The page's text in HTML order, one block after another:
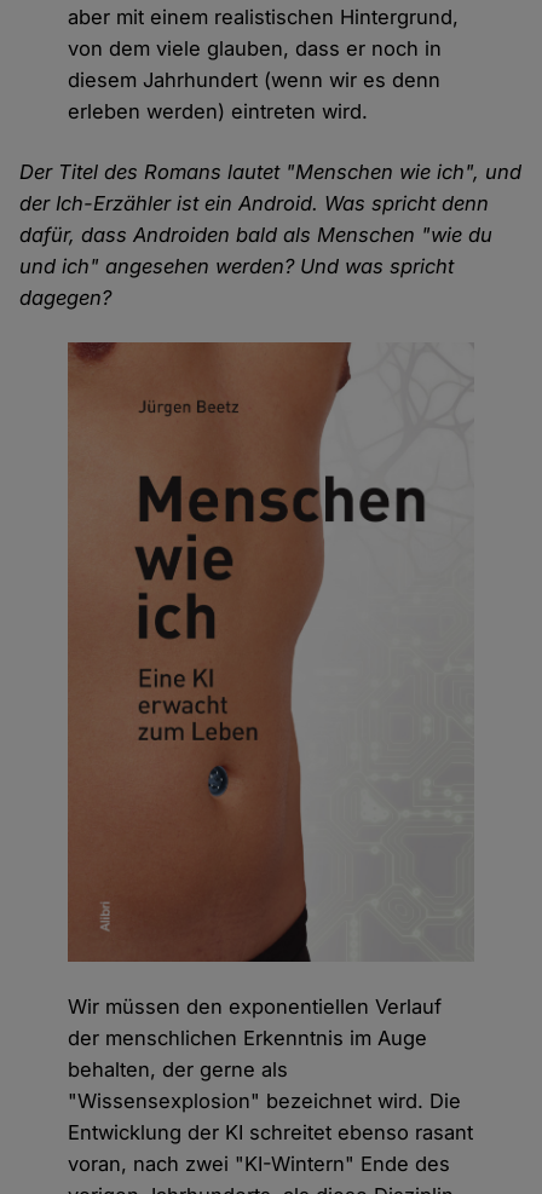
aber mit einem realistischen Hintergrund,
von dem viele glauben, dass er noch in
diesem Jahrhundert (wenn wir es denn
erleben werden) eintreten wird.
Der Titel des Romans lautet "Menschen wie ich", und
der Ich-Erzähler ist ein Android. Was spricht denn
dafür, dass Androiden bald als Menschen "wie du
und ich" angesehen werden? Und was spricht
dagegen?
Wir müssen den exponentiellen Verlauf
der menschlichen Erkenntnis im Auge
behalten, der gerne als
"Wissensexplosion" bezeichnet wird. Die
Entwicklung der KI schreitet ebenso rasant
voran, nach zwei "KI-Wintern" Ende des